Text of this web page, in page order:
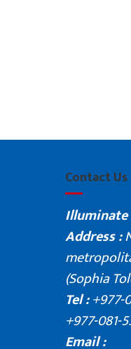
Contact Us
Illuminate
Address :
(Sophia
Tel :+977-
+977-081-
Email :